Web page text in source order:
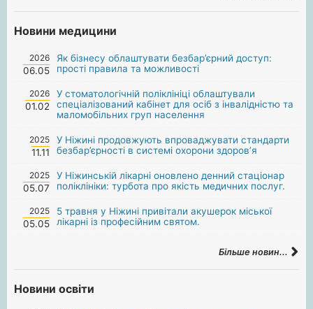
Новини медицини
2026
06.05
Як бізнесу облаштувати безбар’єрний доступ:
прості правила та можливості
2026
01.02
У стоматологічній поліклініці облаштували
спеціалізований кабінет для осіб з інвалідністю та
маломобільних груп населення
2025
11.11
У Ніжині продовжують впроваджувати стандарти
безбар’єрності в системі охорони здоров’я
2025
05.07
У Ніжинській лікарні оновлено денний стаціонар
поліклініки: турбота про якість медичних послуг.
2025
05.05
5 травня у Ніжині привітали акушерок міської
лікарні із професійним святом.
Більше новин...
Новини освіти